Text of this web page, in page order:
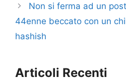
Non si ferma ad un
44enne beccato con un
hashish
Articoli Recenti